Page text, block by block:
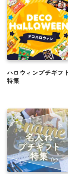
間に合う商
もうっ♪
菓子・お酒
ージで楽し
ハロウィンプチギフ
特集